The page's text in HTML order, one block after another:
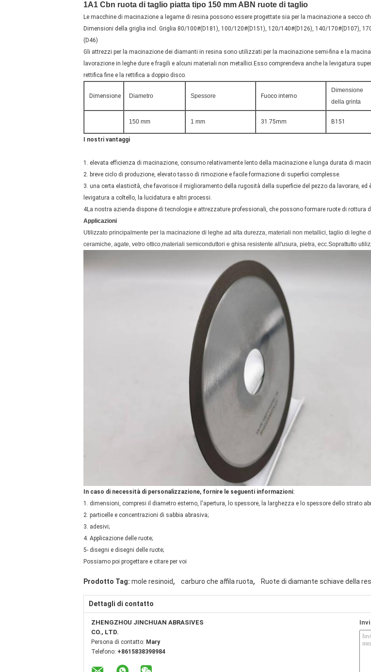
1A1 Cbn ruota di taglio piatta tipo 150 mm ABN ruote di taglio
Le macchine di macinazione a legame di resina possono essere progettate sia per la macinazione a secco
Dimensioni della griglia incl. Griglia 80/100#(D181), 100/120#(D151), 120/140#(D126), 140/170#(D107),
(D46)
Gli attrezzi per la macinazione dei diamanti in resina sono utilizzati per la macinazione semi-fina e la
lavorazione in leghe dure e fragili e alcuni materiali non metallici.Esso comprendeva anche la levigatura
rettifica fine e la rettifica a doppio disco.
Dimensione Diametro Spessore Fuoco interno
Dimensione
della grinta
150 mm 1 mm 31.75mm B151
I nostri vantaggi
1. elevata efficienza di macinazione, consumo relativamente lento della macinazione e lunga durata di
2. breve ciclo di produzione, elevato tasso di rimozione e facile formazione di superfici complesse.
3. una certa elasticità, che favorisce il miglioramento della rugosità della superficie del pezzo da lavorare,
levigatura a coltello, la lucidatura e altri processi.
4La nostra azienda dispone di tecnologie e attrezzature professionali, che possono formare ruote di rottura
Applicazioni
Utilizzato principalmente per la macinazione di leghe ad alta durezza, materiali non metallici, taglio di leghe
ceramiche, agate, vetro ottico,materiali semiconduttori e ghisa resistente all'usura, pietra, ecc.Soprattutto
In caso di necessità di personalizzazione, fornire le seguenti informazioni:
1. dimensioni, compresi il diametro esterno, l'apertura, lo spessore, la larghezza e lo spessore dello strato
2. particelle e concentrazioni di sabbia abrasiva;
3. adesivi;
4. Applicazione delle ruote;
5- disegni e disegni delle ruote;
Possiamo poi progettare e citare per voi
Prodotto Tag: mole resinoid, carburo che affila ruota, Ruote di diamante schiave della
Dettagli di contatto
ZHENGZHOU JINCHUAN ABRASIVES
CO., LTD.
Persona di contatto: Mary
Telefono: +8615838398984